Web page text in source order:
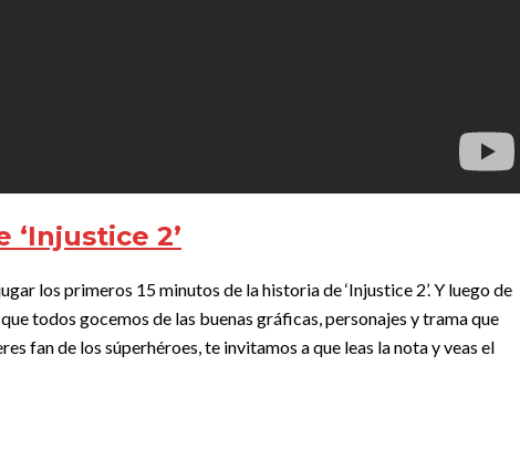
‘Injustice 2’
los primeros 15 minutos de la historia de ‘Injustice 2’. Y luego de
todos gocemos de las buenas gráficas, personajes y trama que
fan de los súperhéroes, te invitamos a que leas la nota y veas el